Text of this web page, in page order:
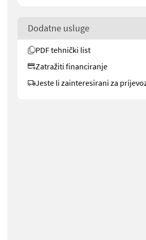
Dodatne usluge
PDF tehnički list
Zatražiti financiranje
Jeste li zainteresirani za